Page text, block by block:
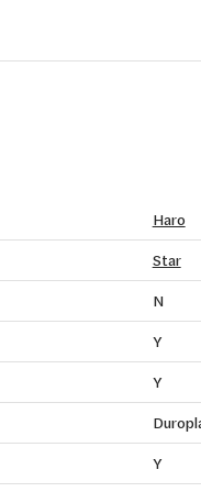
Haro
Star
N
Y
Y
Y